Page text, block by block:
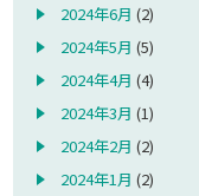
2024年6月 (2)
2024年5月 (5)
2024年4月 (4)
2024年3月 (1)
2024年2月 (2)
2024年1月 (2)